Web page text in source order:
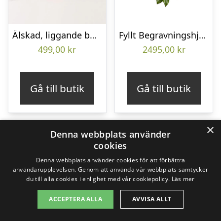
Älskad, liggande bukett
499,00 kr
Gå till butik
Fyllt Begravningshjärta
2495,00 kr
Gå till butik
×
Denna webbplats använder
cookies
Denna webbplats använder cookies för att förbättra
användarupplevelsen. Genom att använda vår webbplats samtycker
du till alla cookies i enlighet med vår cookiepolicy. Läs mer
ACCEPTERA ALLA AVVISA ALLT